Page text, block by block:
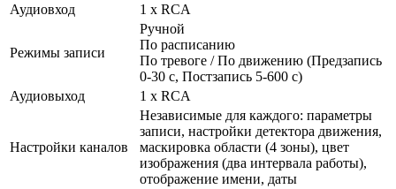
Аудиовход
1 x RCA
Режимы записи
Ручной
По расписанию
По тревоге / По движению (Предзапись
0-30 с, Постзапись 5-600 с)
Аудиовыход
1 x RCA
Настройки каналов
Независимые для каждого: параметры
записи, настройки детектора движения,
маскировка области (4 зоны), цвет
изображения (два интервала работы),
отображение имени, даты